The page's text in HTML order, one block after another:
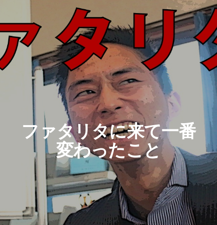
ファタリタに来て一番
変わったこと